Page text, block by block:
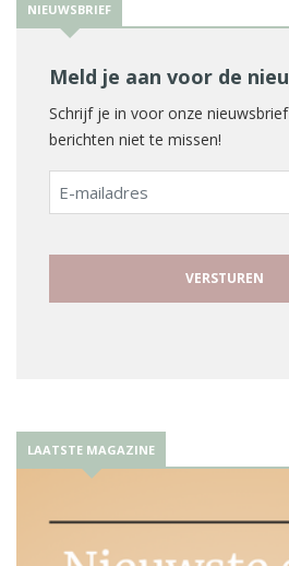
NIEUWSBRIEF
Meld je aan voor de
Schrijf je in voor onze
berichten niet te missen!
E-
mailadres
LAATSTE MAGAZINE